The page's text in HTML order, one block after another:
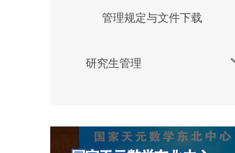
管理规定与文件下载
研究生管理